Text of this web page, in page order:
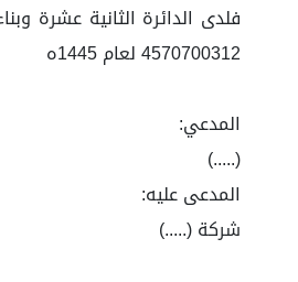
فلدى الدائرة الثانية عشرة
4570700312 لعام 1445ه
المدعي:
(.....)
المدعى عليه:
شركة (.....)